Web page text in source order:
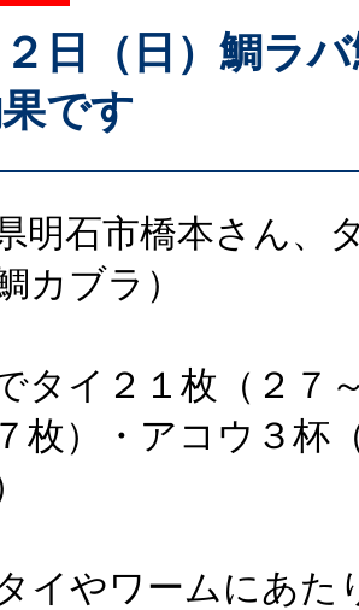
２日（日）鯛ラ
です
明石市橋本さん、
カブラ）
タイ２１枚（２７
枚）・アコウ３杯
イやワームにあた